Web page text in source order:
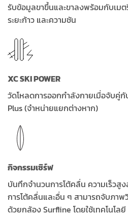
รับข้อมูลขาขึ้นและขาลงพร้อมกับเม
ระยะก้าว และความชัน
XC SKI POWER
วัดโหลดการออกกำลังกายเมื่อจับคู่
Plus (จำหน่ายแยกต่างหาก)
กิจกรรมเซิร์ฟ
บันทึกจำนวนการโต้คลื่น ความเร็วสูง
การโต้คลื่นและอื่น ๆ สามารถจับภา
ด้วยกล้อง Surfline โดยใช้เทคโนโล